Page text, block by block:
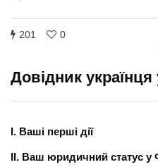
201 0
Довідник українця
І. Ваші перші дії
ІІ. Ваш юридичний статус у